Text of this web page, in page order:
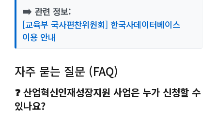
➡️ 관련 정보:
[교육부 국사편찬위원회] 한국사데이터베이스
이용 안내
자주 묻는 질문 (FAQ)
❓ 산업혁신인재성장지원 사업은 누가 신청할 수
있나요?